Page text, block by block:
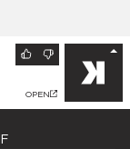
OPEN